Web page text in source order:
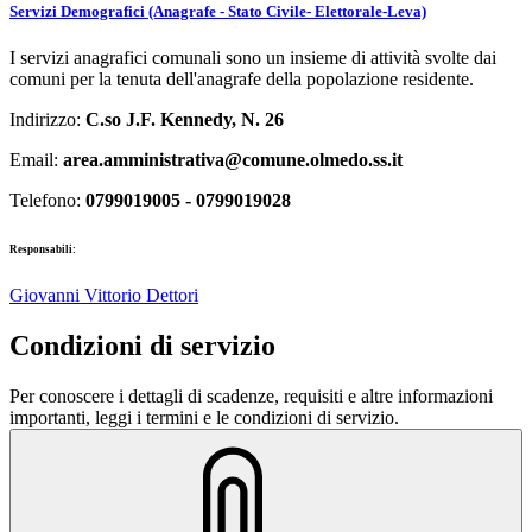
Servizi Demografici (Anagrafe - Stato Civile- Elettorale-Leva)
I servizi anagrafici comunali sono un insieme di attività svolte dai
comuni per la tenuta dell'anagrafe della popolazione residente.
Indirizzo: C.so J.F. Kennedy, N. 26
Email: area.amministrativa@comune.olmedo.ss.it
Telefono: 0799019005 - 0799019028
Responsabili:
Giovanni Vittorio Dettori
Condizioni di servizio
Per conoscere i dettagli di scadenze, requisiti e altre informazioni
importanti, leggi i termini e le condizioni di servizio.